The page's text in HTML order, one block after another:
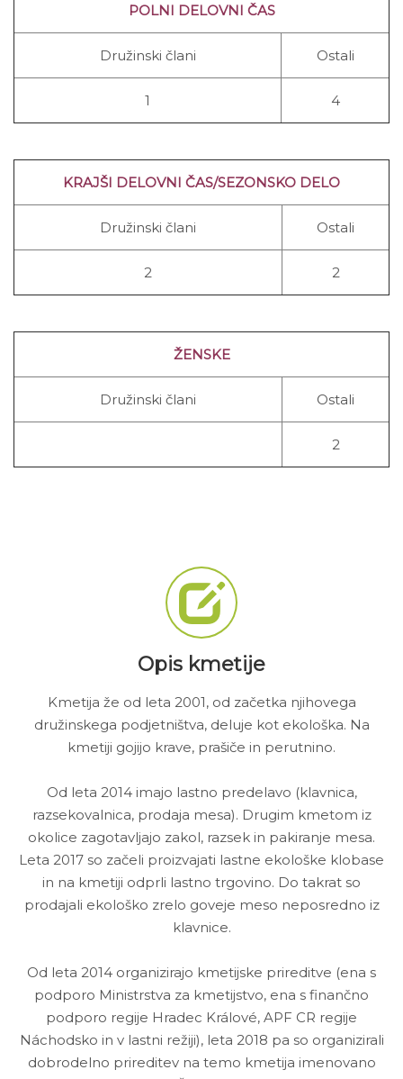
POLNI DELOVNI ČAS
Družinski člani Ostali
1 4
KRAJŠI DELOVNI ČAS/SEZONSKO DELO
Družinski člani Ostali
2 2
ŽENSKE
Družinski člani Ostali
2
Opis kmetije
Kmetija že od leta 2001, od začetka njihovega
družinskega podjetništva, deluje kot ekološka. Na
kmetiji gojijo krave, prašiče in perutnino.
Od leta 2014 imajo lastno predelavo (klavnica,
razsekovalnica, prodaja mesa). Drugim kmetom iz
okolice zagotavljajo zakol, razsek in pakiranje mesa.
Leta 2017 so začeli proizvajati lastne ekološke klobase
in na kmetiji odprli lastno trgovino. Do takrat so
prodajali ekološko zrelo goveje meso neposredno iz
klavnice.
Od leta 2014 organizirajo kmetijske prireditve (ena s
podporo Ministrstva za kmetijstvo, ena s finančno
podporo regije Hradec Králové, APF CR regije
Náchodsko in v lastni režiji), leta 2018 pa so organizirali
dobrodelno prireditev na temo kmetija imenovano